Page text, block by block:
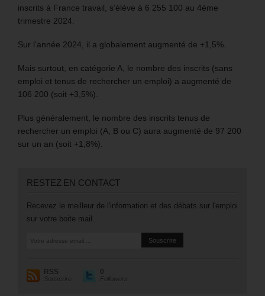
inscrits à France travail, s’élève à 6 255 100 au 4ème
trimestre 2024.
Sur l’année 2024, il a globalement augmenté de +1,5%.
Mais surtout, en catégorie A, le nombre des inscrits (sans
emploi et tenus de rechercher un emploi) a augmenté de
106 200 (soit +3,5%).
Plus généralement, le nombre des inscrits tenus de
rechercher un emploi (A, B ou C) aura augmenté de 97 200
sur un an (soit +1,8%).
RESTEZ EN CONTACT
Recevez le meilleur de l'information et des débats sur l'emploi
sur votre boite mail.
RSS
Souscrire
0
Followers